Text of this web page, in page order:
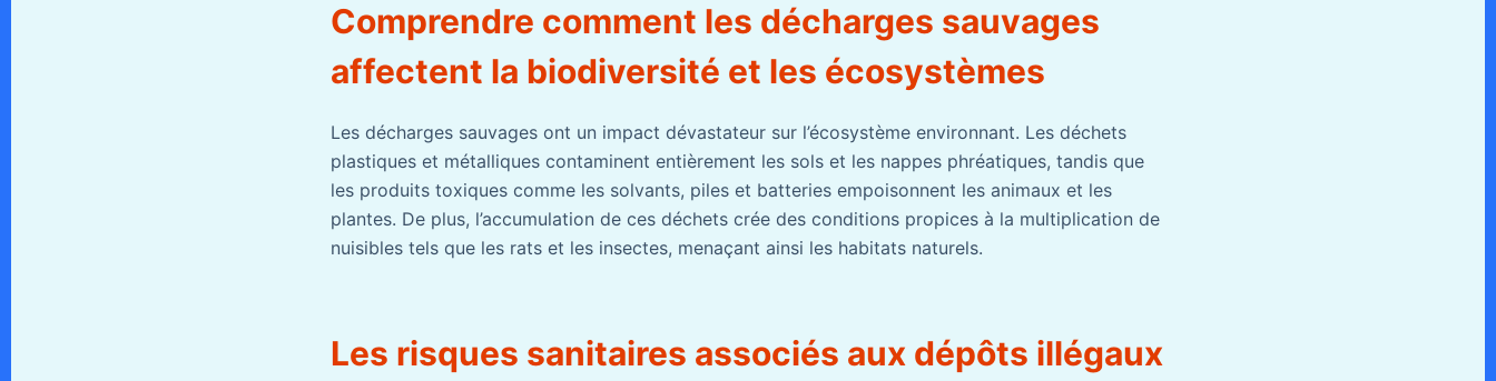
Comprendre comment les décharges sauvages
affectent la biodiversité et les écosystèmes
Les décharges sauvages ont un impact dévastateur sur l’écosystème environnant. Les déchets
plastiques et métalliques contaminent entièrement les sols et les nappes phréatiques, tandis que
les produits toxiques comme les solvants, piles et batteries empoisonnent les animaux et les
plantes. De plus, l’accumulation de ces déchets crée des conditions propices à la multiplication de
nuisibles tels que les rats et les insectes, menaçant ainsi les habitats naturels.
Les risques sanitaires associés aux dépôts illégaux